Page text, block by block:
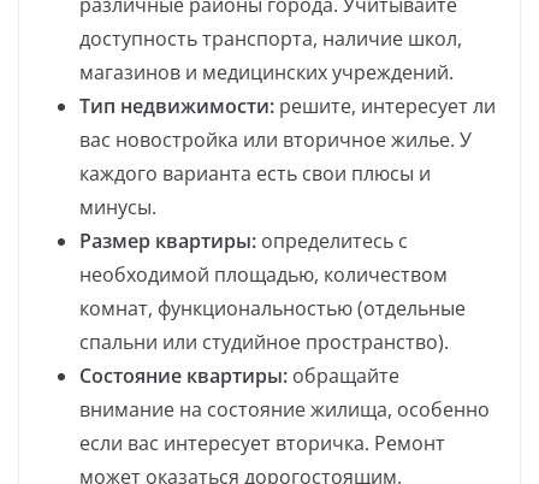
доступность транспорта, наличие школ,
магазинов и медицинских учреждений.
Тип недвижимости: решите, интересует ли
вас новостройка или вторичное жилье. У
каждого варианта есть свои плюсы и
минусы.
Размер квартиры: определитесь с
необходимой площадью, количеством
комнат, функциональностью (отдельные
спальни или студийное пространство).
Состояние квартиры: обращайте
внимание на состояние жилища, особенно
если вас интересует вторичка. Ремонт
может оказаться дорогостоящим.